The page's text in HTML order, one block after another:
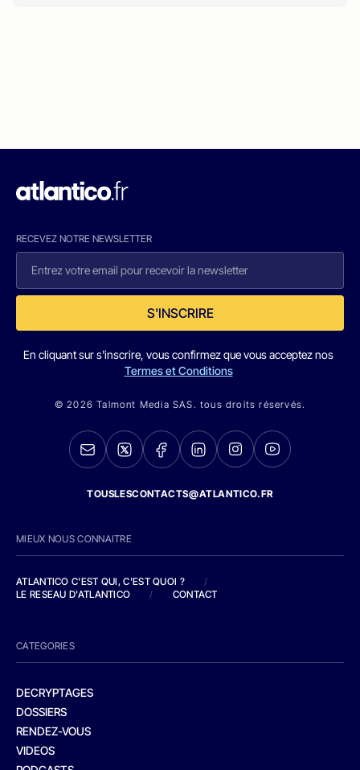
RECEVEZ NOTRE NEWSLETTER
S'INSCRIRE
En cliquant sur s'inscrire, vous confirmez que vous acceptez nos
Termes et Conditions
© 2026 Talmont Media SAS. tous droits réservés.
TOUSLESCONTACTS@ATLANTICO.FR
MIEUX NOUS CONNAITRE
ATLANTICO C'EST QUI, C'EST QUOI ?
/
LE RESEAU D'ATLANTICO
/ CONTACT
CATEGORIES
DECRYPTAGES
DOSSIERS
RENDEZ-VOUS
VIDEOS